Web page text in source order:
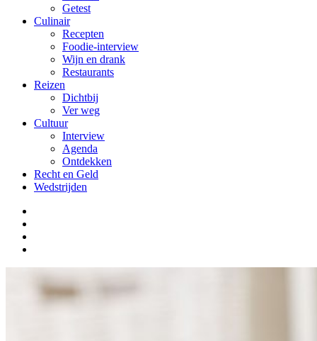
Getest
Culinair
Recepten
Foodie-interview
Wijn en drank
Restaurants
Reizen
Dichtbij
Ver weg
Cultuur
Interview
Agenda
Ontdekken
Recht en Geld
Wedstrijden